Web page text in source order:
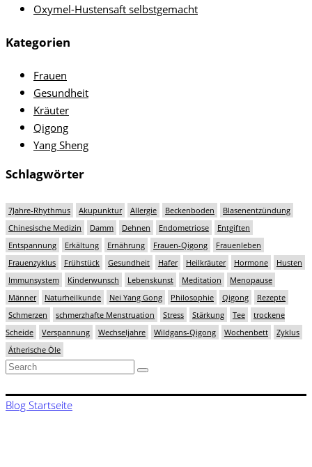
Oxymel-Hustensaft selbstgemacht
Kategorien
Frauen
Gesundheit
Kräuter
Qigong
Yang Sheng
Schlagwörter
7Jahre-Rhythmus Akupunktur Allergie Beckenboden
Blasenentzündung
Chinesische Medizin
Damm Dehnen Endometriose
Entgiften
Entspannung
Erkältung Ernährung Frauen-Qigong
Frauenleben
Frauenzyklus
Frühstück Gesundheit Hafer Heilkräuter Hormone
Husten
Immunsystem
Kinderwunsch Lebenskunst Meditation
Menopause
Männer
Naturheilkunde Nei Yang Gong Philosophie Qigong
Rezepte
Schmerzen
schmerzhafte Menstruation Stress Stärkung Tee
trockene
Scheide
Verspannung Wechseljahre Wildgans-Qigong Wochenbett
Zyklus
Ätherische Öle
Search
Blog Startseite